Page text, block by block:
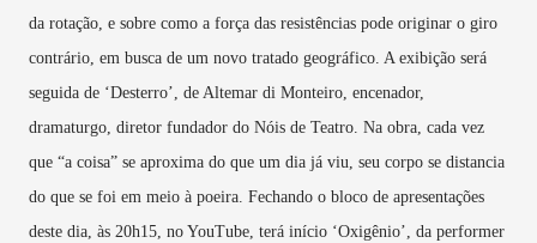
da rotação, e sobre como a força das resistências pode originar o giro
contrário, em busca de um novo tratado geográfico. A exibição será
seguida de ‘Desterro’, de Altemar di Monteiro, encenador,
dramaturgo, diretor fundador do Nóis de Teatro. Na obra, cada vez
que “a coisa” se aproxima do que um dia já viu, seu corpo se distancia
do que se foi em meio à poeira. Fechando o bloco de apresentações
deste dia, às 20h15, no YouTube, terá início ‘Oxigênio’, da performer